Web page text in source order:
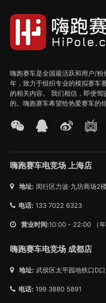
嗨跑赛车是全国最活跃和用户/
年，致力于组织专业的模拟赛车
的相关内容。 我们相信，即便
的。嗨跑赛车希望给热爱赛车的
嗨跑赛车电竞场 上海店
地址: 闵行区力波·九坊商场2
电话: 133 7022 6323
营业时间:10:00 - 22:00 （年
嗨跑赛车电竞场 成都店
地址: 武侯区太平园地铁口D口
电话: 199 3880 5891